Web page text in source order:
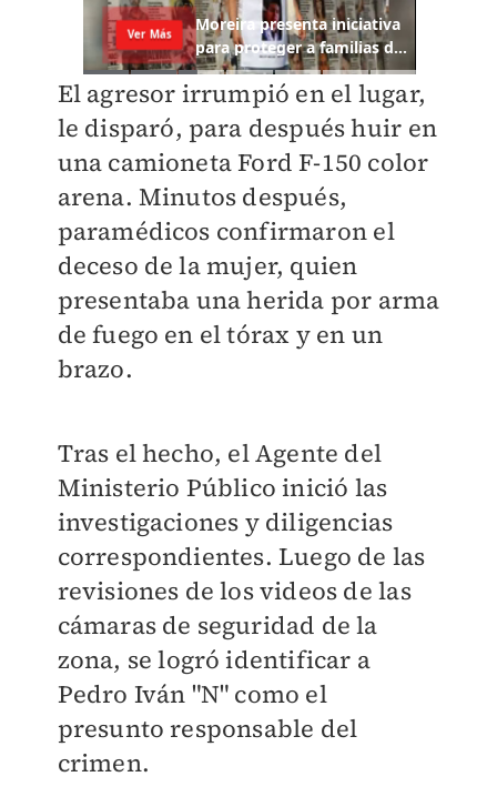
El agresor irrumpió en el lugar,
le disparó, para después huir en
una camioneta Ford F-150 color
arena. Minutos después,
paramédicos confirmaron el
deceso de la mujer, quien
presentaba una herida por arma
de fuego en el tórax y en un
brazo.
Tras el hecho, el Agente del
Ministerio Público inició las
investigaciones y diligencias
correspondientes. Luego de las
revisiones de los videos de las
cámaras de seguridad de la
zona, se logró identificar a
Pedro Iván "N" como el
presunto responsable del
crimen.